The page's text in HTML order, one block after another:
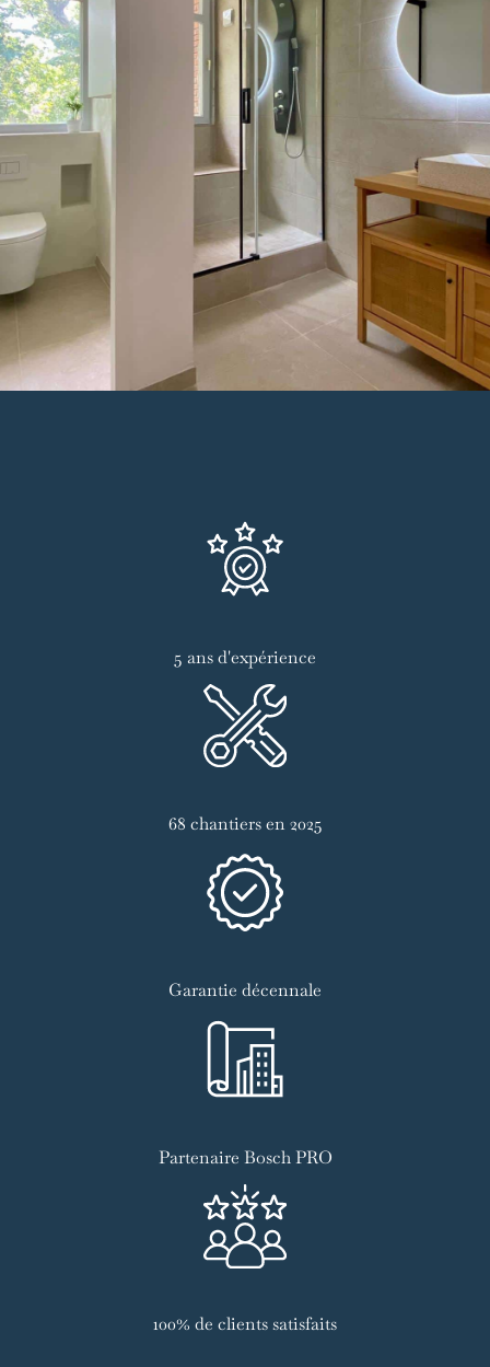
5 ans d'expérience
68 chantiers en 2025
Garantie décennale
Partenaire Bosch PRO
100% de clients satisfaits